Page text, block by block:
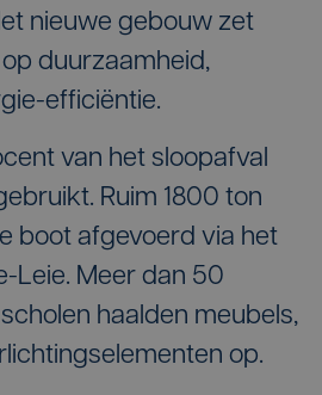
nieuwe gebouw zet
duurzaamheid,
efficiëntie.
van het sloopafval
Ruim 1800 ton
boot afgevoerd via het
Leie. Meer dan 50
haalden meubels,
op.